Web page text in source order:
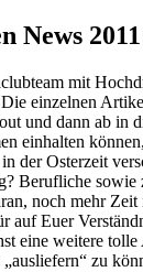
News
mit
einzelnen
und dann ab in
einhalten
der Osterzeit
Berufliche sowie
noch mehr
auf Euer
eine weitere tolle
zu